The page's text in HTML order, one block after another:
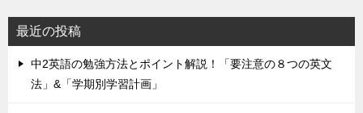
最近の投稿
中2英語の勉強方法とポイント解説！「要注意の８つの英文
法」&「学期別学習計画」